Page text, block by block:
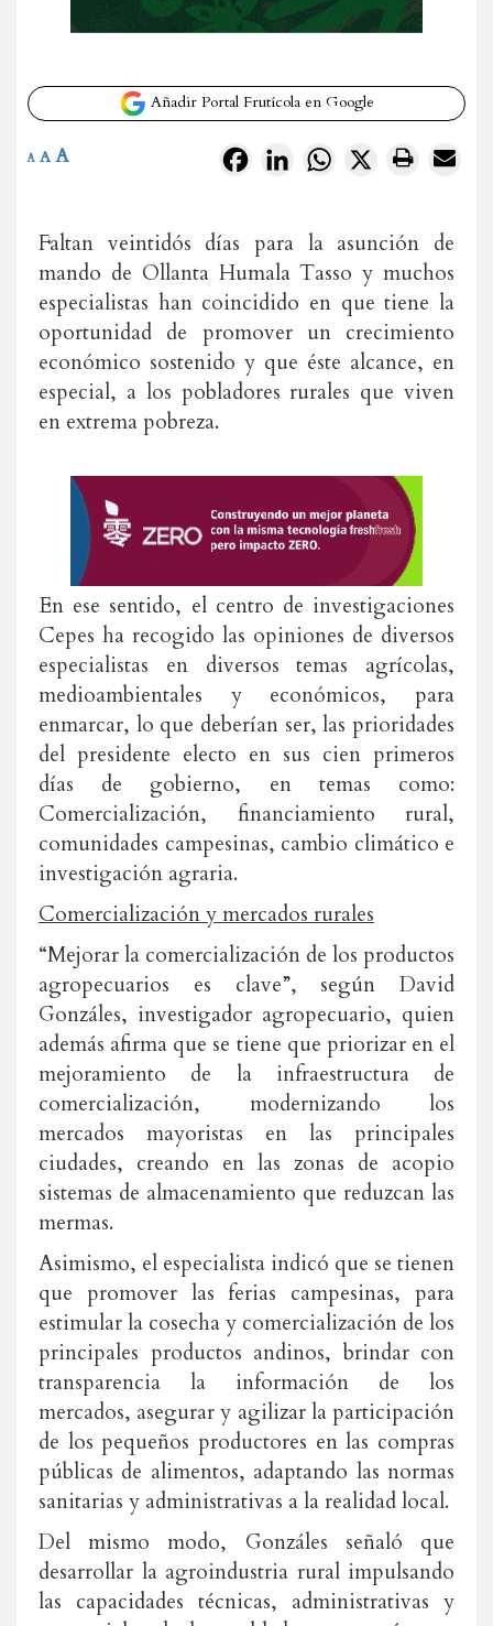
Añadir Portal Frutícola en Google
FacebookLinkedInWhatsApp
X
A A A
Faltan veintidós días para la asunción de
mando de Ollanta Humala Tasso y muchos
especialistas han coincidido en que tiene la
oportunidad de promover un crecimiento
económico sostenido y que éste alcance, en
especial, a los pobladores rurales que viven
en extrema pobreza.
En ese sentido, el centro de investigaciones
Cepes ha recogido las opiniones de diversos
especialistas en diversos temas agrícolas,
medioambientales y económicos, para
enmarcar, lo que deberían ser, las prioridades
del presidente electo en sus cien primeros
días de gobierno, en temas como:
Comercialización, financiamiento rural,
comunidades campesinas, cambio climático e
investigación agraria.
Comercialización y mercados rurales
“Mejorar la comercialización de los productos
agropecuarios es clave”, según David
Gonzáles, investigador agropecuario, quien
además afirma que se tiene que priorizar en el
mejoramiento de la infraestructura de
comercialización, modernizando los
mercados mayoristas en las principales
ciudades, creando en las zonas de acopio
sistemas de almacenamiento que reduzcan las
mermas.
Asimismo, el especialista indicó que se tienen
que promover las ferias campesinas, para
estimular la cosecha y comercialización de los
principales productos andinos, brindar con
transparencia la información de los
mercados, asegurar y agilizar la participación
de los pequeños productores en las compras
públicas de alimentos, adaptando las normas
sanitarias y administrativas a la realidad local.
Del mismo modo, Gonzáles señaló que
desarrollar la agroindustria rural impulsando
las capacidades técnicas, administrativas y